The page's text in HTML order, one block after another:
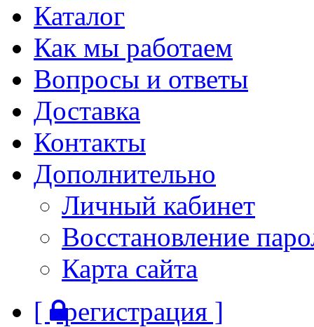
Каталог
Как мы работаем
Вопросы и ответы
Доставка
Контакты
Дополнительно
Личный кабинет
Восстановление
Карта сайта
[ регистрация ]